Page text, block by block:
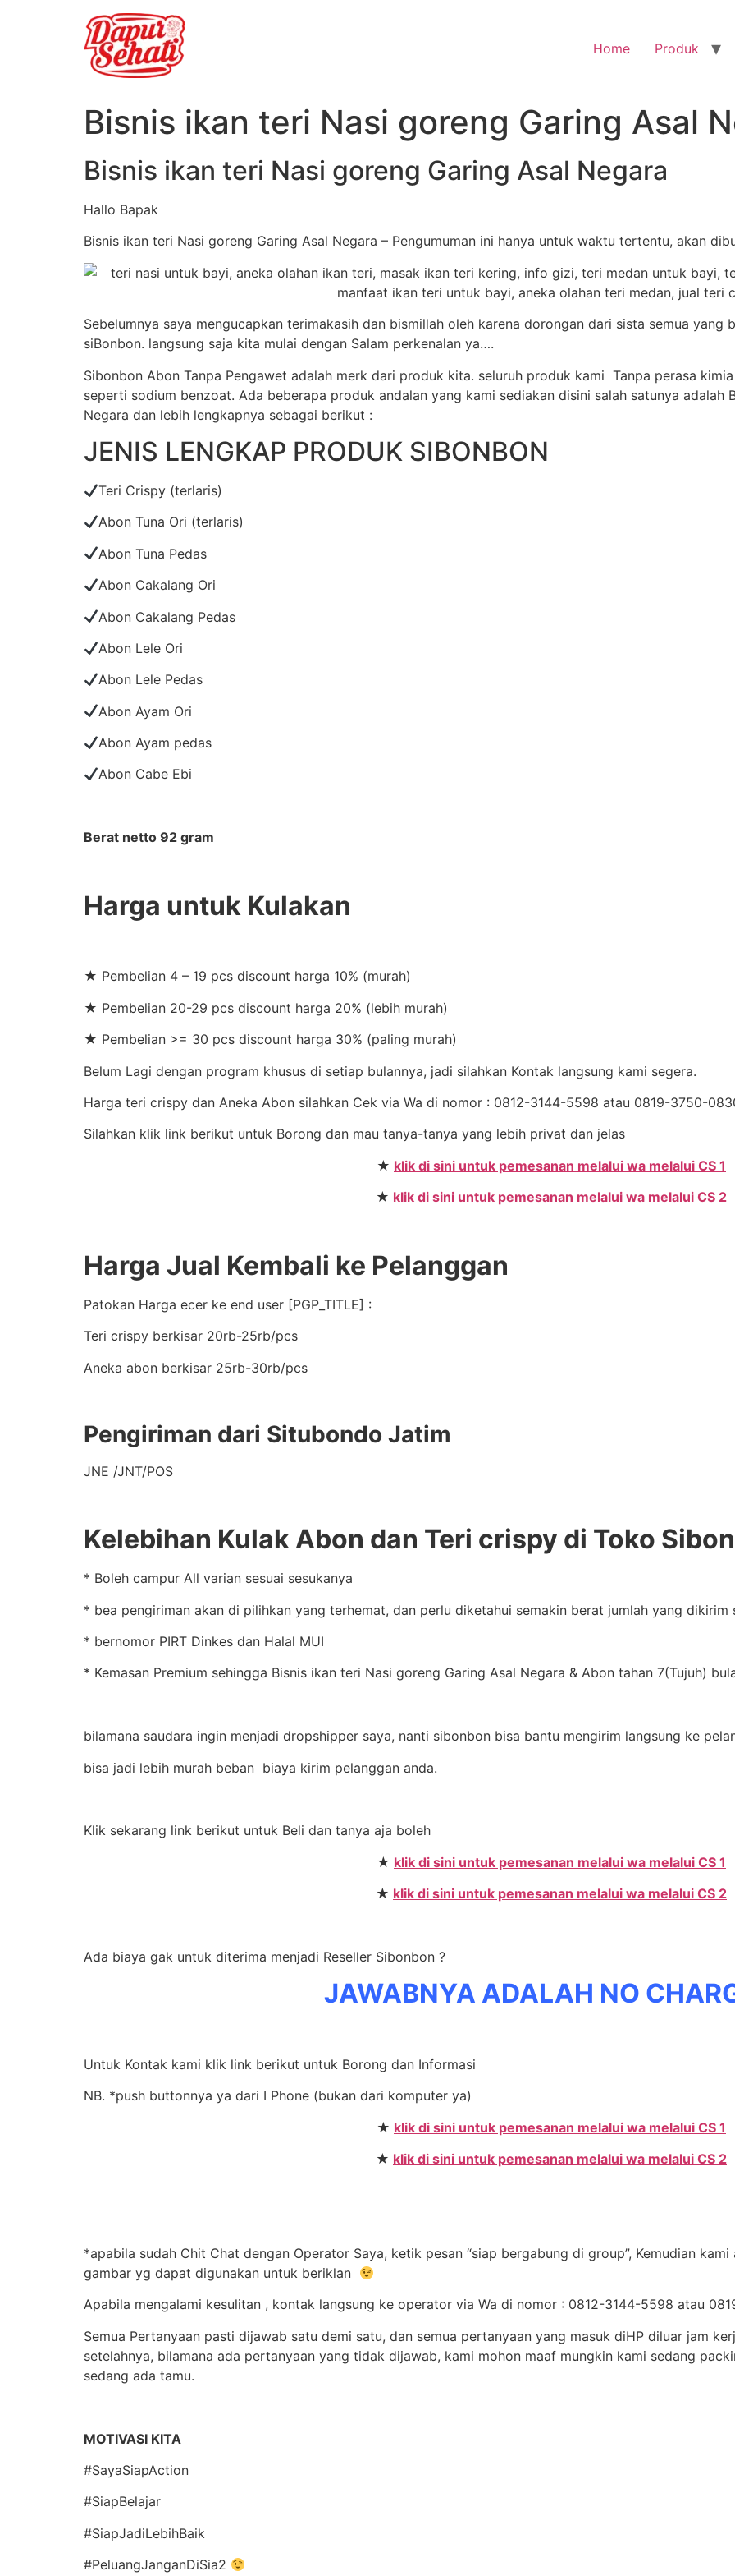
Home Produk
Bisnis ikan teri Nasi goreng Garing Asal
Bisnis ikan teri Nasi goreng Garing Asal Negara
Hallo Bapak
Bisnis ikan teri Nasi goreng Garing Asal Negara – Pengumuman ini hanya untuk waktu tertentu, akan
Sebelumnya saya mengucapkan terimakasih dan bismillah oleh karena dorongan dari sista semua yang
siBonbon. langsung saja kita mulai dengan Salam perkenalan ya….
Sibonbon Abon Tanpa Pengawet adalah merk dari produk kita. seluruh produk kami Tanpa perasa
seperti sodium benzoat. Ada beberapa produk andalan yang kami sediakan disini salah satunya adalah
Negara dan lebih lengkapnya sebagai berikut :
JENIS LENGKAP PRODUK SIBONBON
Teri Crispy (terlaris)
Abon Tuna Ori (terlaris)
Abon Tuna Pedas
Abon Cakalang Ori
Abon Cakalang Pedas
Abon Lele Ori
Abon Lele Pedas
Abon Ayam Ori
Abon Ayam pedas
Abon Cabe Ebi
Berat netto 92 gram
Harga untuk Kulakan
★ Pembelian 4 – 19 pcs discount harga 10% (murah)
★ Pembelian 20-29 pcs discount harga 20% (lebih murah)
★ Pembelian >= 30 pcs discount harga 30% (paling murah)
Belum Lagi dengan program khusus di setiap bulannya, jadi silahkan Kontak langsung kami segera.
Harga teri crispy dan Aneka Abon silahkan Cek via Wa di nomor : 0812-3144-5598 atau 0819-3750-
Silahkan klik link berikut untuk Borong dan mau tanya-tanya yang lebih privat dan jelas
★ klik di sini untuk pemesanan melalui wa melalui CS 1
★ klik di sini untuk pemesanan melalui wa melalui CS 2
Harga Jual Kembali ke Pelanggan
Patokan Harga ecer ke end user [PGP_TITLE] :
Teri crispy berkisar 20rb-25rb/pcs
Aneka abon berkisar 25rb-30rb/pcs
Pengiriman dari Situbondo Jatim
JNE /JNT/POS
Kelebihan Kulak Abon dan Teri crispy di Toko
* Boleh campur All varian sesuai sesukanya
* bea pengiriman akan di pilihkan yang terhemat, dan perlu diketahui semakin berat jumlah yang dikirim
* bernomor PIRT Dinkes dan Halal MUI
* Kemasan Premium sehingga Bisnis ikan teri Nasi goreng Garing Asal Negara & Abon tahan 7(Tujuh)
bilamana saudara ingin menjadi dropshipper saya, nanti sibonbon bisa bantu mengirim langsung ke
bisa jadi lebih murah beban biaya kirim pelanggan anda.
Klik sekarang link berikut untuk Beli dan tanya aja boleh
★ klik di sini untuk pemesanan melalui wa melalui CS 1
★ klik di sini untuk pemesanan melalui wa melalui CS 2
Ada biaya gak untuk diterima menjadi Reseller Sibonbon ?
JAWABNYA ADALAH NO
Untuk Kontak kami klik link berikut untuk Borong dan Informasi
NB. *push buttonnya ya dari I Phone (bukan dari komputer ya)
★ klik di sini untuk pemesanan melalui wa melalui CS 1
★ klik di sini untuk pemesanan melalui wa melalui CS 2
*apabila sudah Chit Chat dengan Operator Saya, ketik pesan “siap bergabung di group”, Kemudian
gambar yg dapat digunakan untuk beriklan
Apabila mengalami kesulitan , kontak langsung ke operator via Wa di nomor : 0812-3144-5598 atau
Semua Pertanyaan pasti dijawab satu demi satu, dan semua pertanyaan yang masuk diHP diluar jam
setelahnya, bilamana ada pertanyaan yang tidak dijawab, kami mohon maaf mungkin kami sedang
sedang ada tamu.
MOTIVASI KITA
#SayaSiapAction
#SiapBelajar
#SiapJadiLebihBaik
#PeluangJanganDiSia2